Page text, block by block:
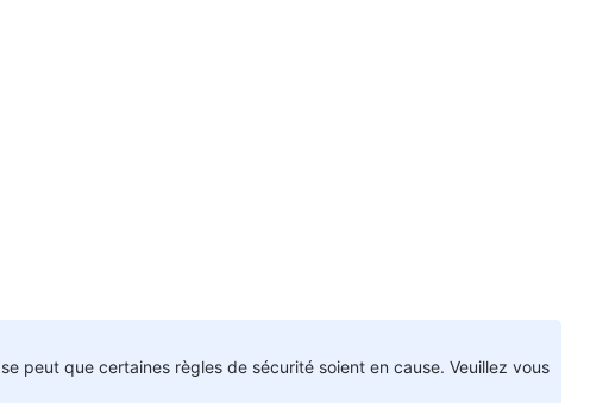
peut que certaines règles de sécurité soient en cause. Veuillez vous